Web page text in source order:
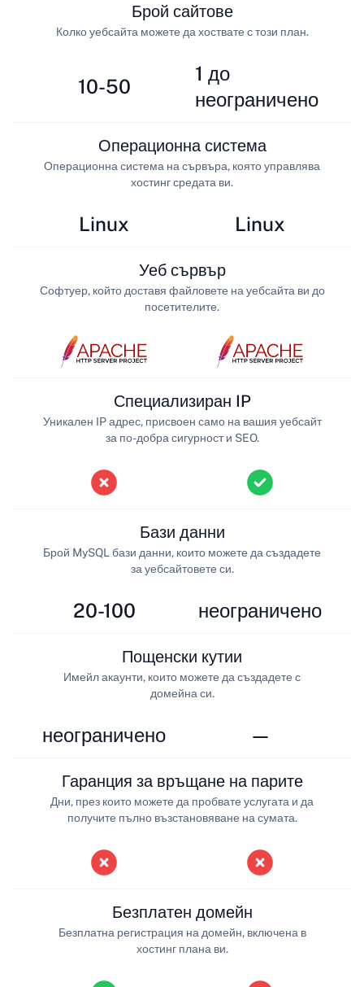
10-50
Брой сайтове
Колко уебсайта можете да хоствате с този план.
1 до
неограничено
Linux
Операционна система
Операционна система на сървъра, която управлява
хостинг средата ви.
Linux
Уеб сървър
Софтуер, който доставя файловете на уебсайта ви до
посетителите.
Специализиран IP
Уникален IP адрес, присвоен само на вашия уебсайт
за по-добра сигурност и SEO.
20-100
Бази данни
Брой MySQL бази данни, които можете да създадете
за уебсайтовете си.
неограничено
неограничено
Пощенски кутии
Имейл акаунти, които можете да създадете с
домейна си.
—
Гаранция за връщане на парите
Дни, през които можете да пробвате услугата и да
получите пълно възстановяване на сумата.
Безплатен домейн
Безплатна регистрация на домейн, включена в
хостинг плана ви.